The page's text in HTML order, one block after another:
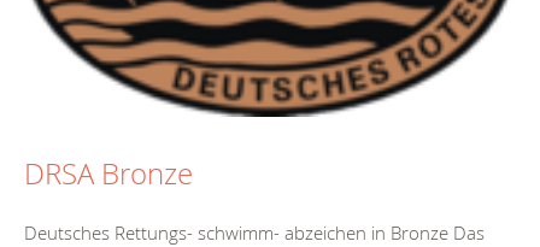
DRSA Bronze
Deutsches Rettungs- schwimm- abzeichen in Bronze Das